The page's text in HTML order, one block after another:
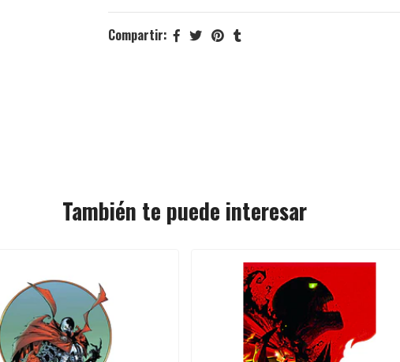
Compartir:
También te puede interesar